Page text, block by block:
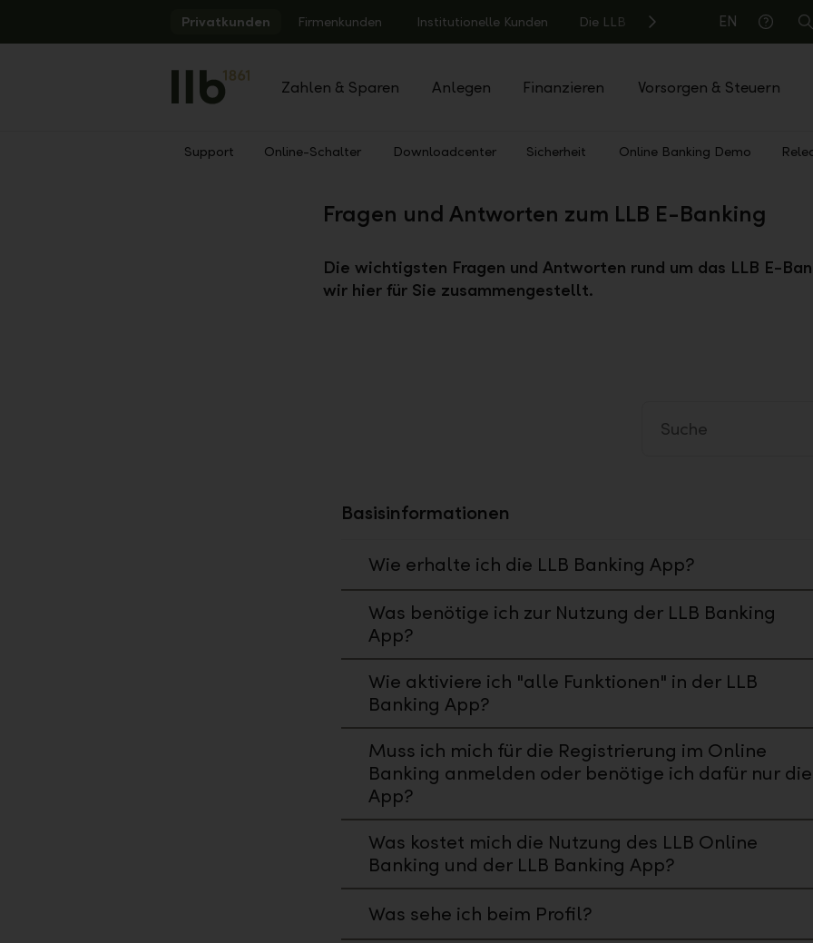
Privatkunden Firmenkunden Institutionelle Kunden Die LLB
EN
Hilfe
Zahlen & Sparen Anlegen Finanzieren Vorsorgen & Steuern
Support Online-Schalter Downloadcenter Sicherheit Online Banking Demo
Fragen und Antworten zum LLB E-Banking
Die wichtigsten Fragen und Antworten rund um das LLB E-
wir hier für Sie zusammengestellt.
Basisinformationen
Wie erhalte ich die LLB Banking App?
Was benötige ich zur Nutzung der LLB Banking
App?
Wie aktiviere ich "alle Funktionen" in der LLB
Banking App?
Muss ich mich für die Registrierung im Online
Banking anmelden oder benötige ich dafür nur die
App?
Was kostet mich die Nutzung des LLB Online
Banking und der LLB Banking App?
Was sehe ich beim Profil?